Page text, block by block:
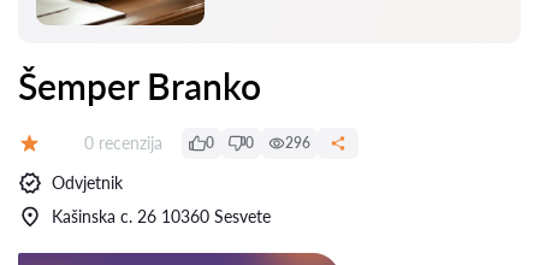
Šemper Branko
Recenzija:
0 recenzija 0 0 296
Odvjetnik
Kašinska c. 26 10360 Sesvete